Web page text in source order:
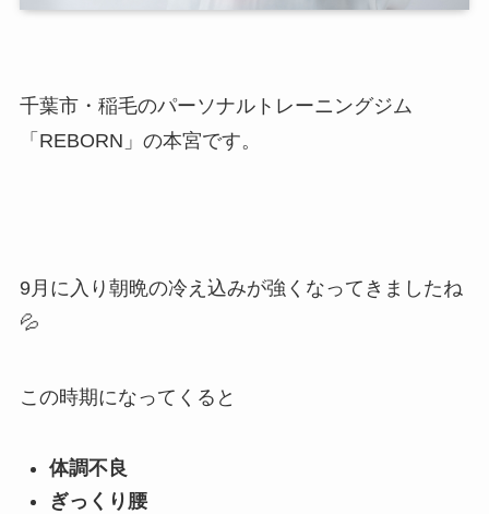
千葉市・稲毛のパーソナルトレーニングジム
「REBORN」の本宮です。
9月に入り朝晩の冷え込みが強くなってきましたね
💦
この時期になってくると
体調不良
ぎっくり腰